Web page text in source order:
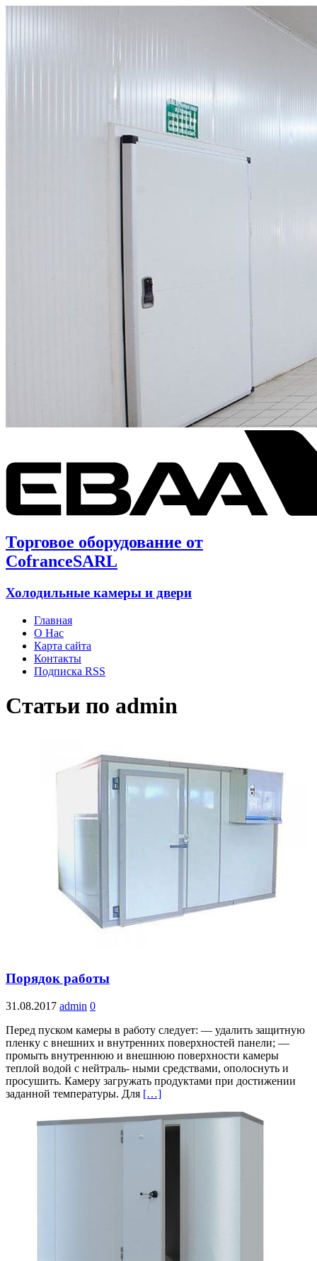
Торговое оборудование от
CofranceSARL
Холодильные камеры и двери
Главная
О Нас
Карта сайта
Контакты
Подписка RSS
Статьи по admin
Порядок работы
31.08.2017 admin 0
Перед пуском камеры в работу следует: — удалить защитную
пленку с внешних и внутренних поверхностей панели; —
промыть внутреннюю и внешнюю поверхности камеры
теплой водой с нейтраль- ными средствами, ополоснуть и
просушить. Камеру загружать продуктами при достижении
заданной температуры. Для […]